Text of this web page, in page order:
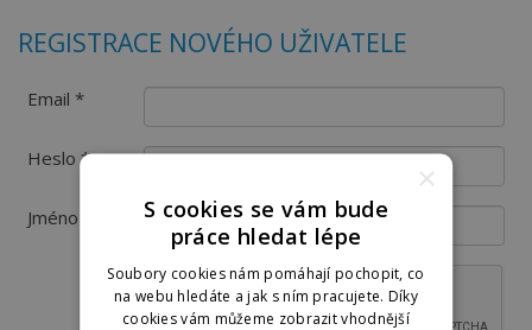
REGISTRACE NOVÉHO UŽIVATELE
Email *
Heslo *
Jméno
×
S cookies se vám bude
práce hledat lépe
Soubory cookies nám pomáhají pochopit, co
na webu hledáte a jak s ním pracujete. Díky
cookies vám můžeme zobrazit vhodnější